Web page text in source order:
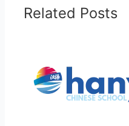
Related Posts